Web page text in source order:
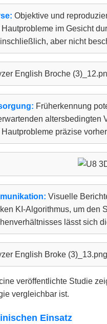
Objektive und
im Gesicht
aber nicht
Früherkennung
präzise
Visuelle
KI-Algorithmus, um den
lässt sich
veröffentlichte Studie
vergleichbar ist.
Einsatz